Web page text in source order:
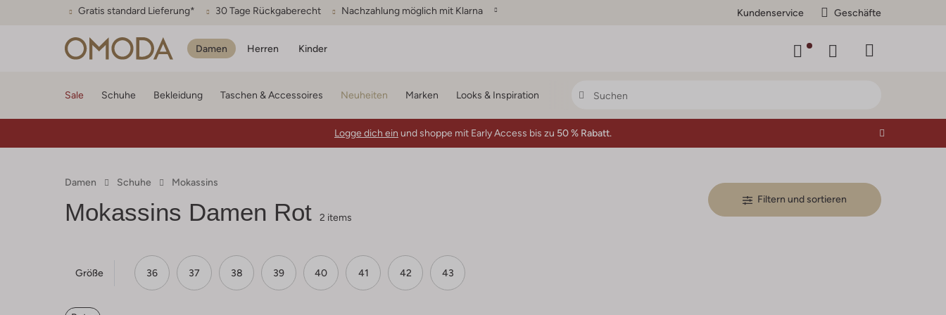
Gratis standard Lieferung* 30 Tage Rückgaberecht Nachzahlung möglich mit Klarna Kundenservice Geschäfte
Damen Herren Kinder
Sale Schuhe Bekleidung Taschen & Accessoires Neuheiten Marken Looks & Inspiration
Logge dich ein und shoppe mit Early Access bis zu 50 % Rabatt.
Damen Schuhe Mokassins
Mokassins Damen Rot 2 items
Filtern und sortieren
Größe 36 37 38 39 40 41 42 43